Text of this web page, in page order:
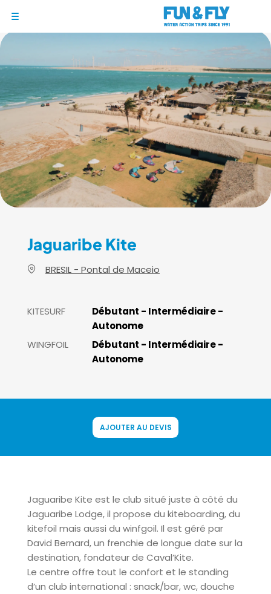
DESTINATIONS
OÙ ET QUAND PARTIR ?
INSPIRATIONS
COACHINGS & CAMPS
À PROPOS
BON CADEAU
DEMANDER UN DEVIS
1/6
Jaguaribe Kite
BRESIL - Pontal de Maceio
KITESURF
Débutant - Intermédiaire -
Autonome
WINGFOIL
Débutant - Intermédiaire -
Autonome
AJOUTER AU DEVIS
Jaguaribe Kite est le club situé juste à côté du
Jaguaribe Lodge, il propose du kiteboarding, du
kitefoil mais aussi du winfgoil. Il est géré par
David Bernard, un frenchie de longue date sur la
destination, fondateur de Caval’Kite.
Le centre offre tout le confort et le standing
d’un club international : snack/bar, wc, douche